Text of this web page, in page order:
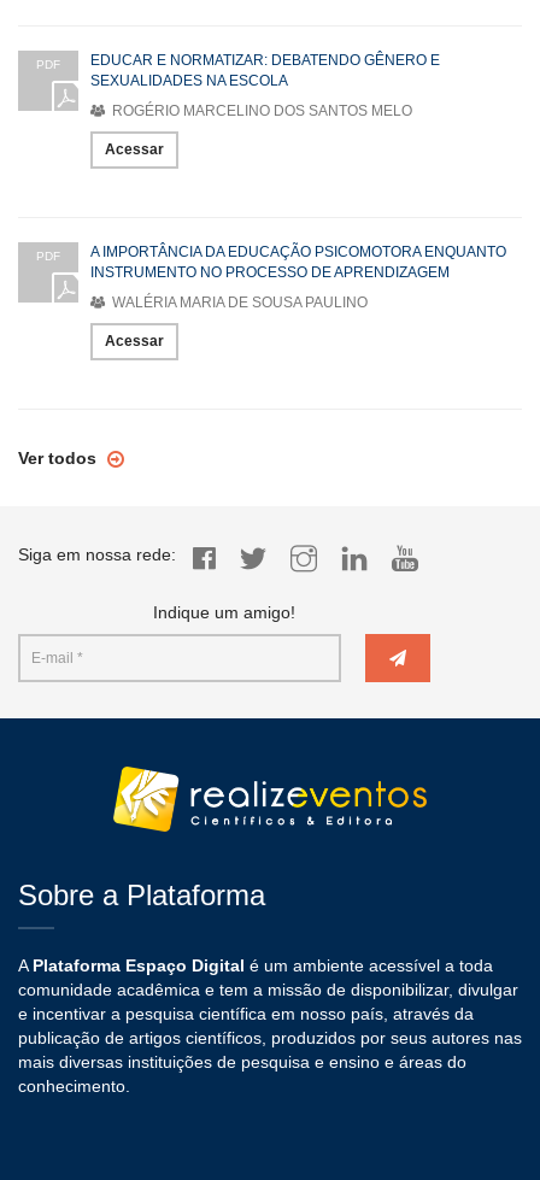
PDF
EDUCAR E NORMATIZAR: DEBATENDO GÊNERO E
SEXUALIDADES NA ESCOLA
ROGÉRIO MARCELINO DOS SANTOS MELO
Acessar
PDF
A IMPORTÂNCIA DA EDUCAÇÃO PSICOMOTORA ENQUANTO
INSTRUMENTO NO PROCESSO DE APRENDIZAGEM
WALÉRIA MARIA DE SOUSA PAULINO
Acessar
Ver todos
Siga em nossa rede:
Indique um amigo!
Sobre a Plataforma
A Plataforma Espaço Digital é um ambiente acessível a toda
comunidade acadêmica e tem a missão de disponibilizar, divulgar
e incentivar a pesquisa científica em nosso país, através da
publicação de artigos científicos, produzidos por seus autores nas
mais diversas instituições de pesquisa e ensino e áreas do
conhecimento.